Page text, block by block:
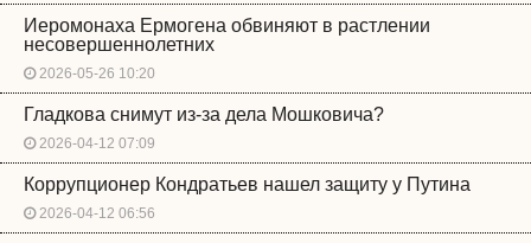
Иеромонаха Ермогена обвиняют в растлении
несовершеннолетних
2026-05-26 10:20
Гладкова снимут из-за дела Мошковича?
2026-04-12 07:09
Коррупционер Кондратьев нашел защиту у Путина
2026-04-12 06:56